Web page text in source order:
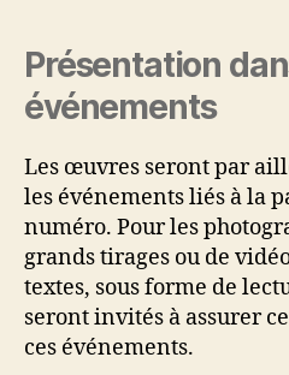
Présentation
événements
Les œuvres seront par
les événements liés à la
numéro. Pour les
grands tirages ou de
textes, sous forme de
seront invités à assurer
ces événements.